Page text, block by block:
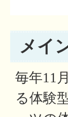
メイ
毎年11
る体験